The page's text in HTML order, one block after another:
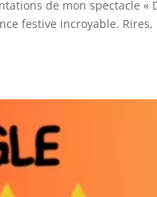
de mon spectacle «
festive incroyable.